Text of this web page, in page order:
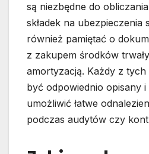
są niezbędne do
składek na ubezpieczenia
również pamiętać o
z zakupem środków
amortyzacją. Każdy z
być odpowiednio opisany
umożliwić łatwe
podczas audytów czy